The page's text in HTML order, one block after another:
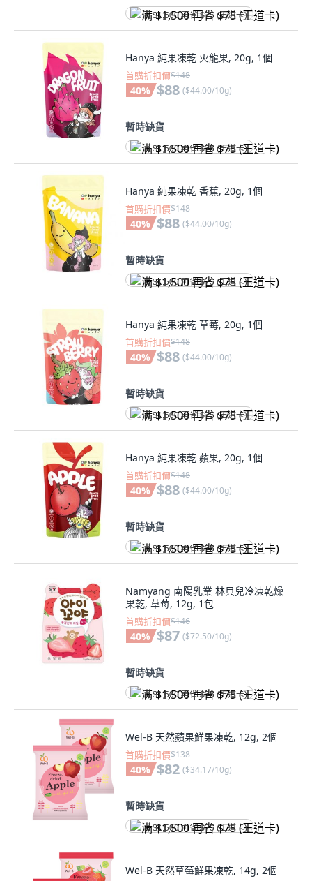
满 $1,500 再省 $75 (王道卡)
Hanya 純果凍乾 火龍果, 20g, 1個
首購折扣價$148
40% $88 ($44.00/10g)
暫時缺貨
满 $1,500 再省 $75 (王道卡)
Hanya 純果凍乾 香蕉, 20g, 1個
首購折扣價$148
40% $88 ($44.00/10g)
暫時缺貨
满 $1,500 再省 $75 (王道卡)
Hanya 純果凍乾 草莓, 20g, 1個
首購折扣價$148
40% $88 ($44.00/10g)
暫時缺貨
满 $1,500 再省 $75 (王道卡)
Hanya 純果凍乾 蘋果, 20g, 1個
首購折扣價$148
40% $88 ($44.00/10g)
暫時缺貨
满 $1,500 再省 $75 (王道卡)
Namyang 南陽乳業 林貝兒冷凍乾燥
果乾, 草莓, 12g, 1包
首購折扣價$146
40% $87 ($72.50/10g)
暫時缺貨
满 $1,500 再省 $75 (王道卡)
Wel-B 天然蘋果鮮果凍乾, 12g, 2個
首購折扣價$138
40% $82 ($34.17/10g)
暫時缺貨
满 $1,500 再省 $75 (王道卡)
Wel-B 天然草莓鮮果凍乾, 14g, 2個